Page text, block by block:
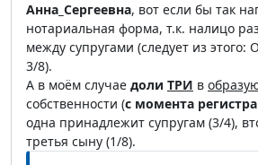
Анна_Сергеевна, вот если бы так
нотариальная форма, т.к. налицо
между супругами (следует из этого:
3/8).
А в моём случае доли ТРИ в
собственности (с момента
одна принадлежит супругам (3/4),
третья сыну (1/8).